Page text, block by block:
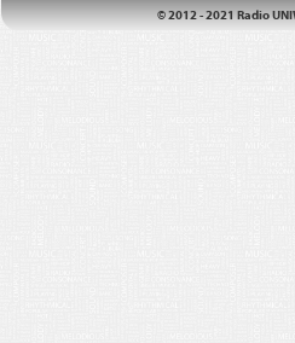
© 2012 - 2021 Radio